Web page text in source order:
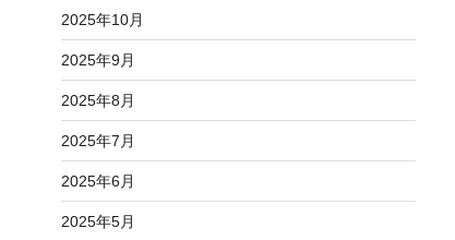
2025年10月
2025年9月
2025年8月
2025年7月
2025年6月
2025年5月